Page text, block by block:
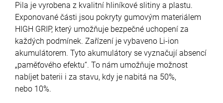
Pila je vyrobena z kvalitní hliníkové slitiny a plastu.
Exponované části jsou pokryty gumovým materiálem
HIGH GRIP, který umožňuje bezpečné uchopení za
každých podmínek. Zařízení je vybaveno Li-ion
akumulátorem. Tyto akumulátory se vyznačují absencí
„paměťového efektu“. To nám umožňuje možnost
nabíjet baterii i za stavu, kdy je nabitá na 50%,
nebo 10%.